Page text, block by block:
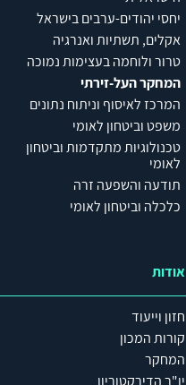
יחסי יהודים-ערבים בישראל
אקלים, תשתיות ואנרגיה
טרור ולוחמה בעצימות נמוכה
המחקר העל-זירתי
המרכז לאיסוף וניתוח נתונים
משפט וביטחון לאומי
טכנולוגיות מתקדמות וביטחון
לאומי
תודעה והשפעה זרה
כלכלה וביטחון לאומי
אודות
חזון וייעוד
קורות המכון
המחקר
יו"ר הדירקטוריון